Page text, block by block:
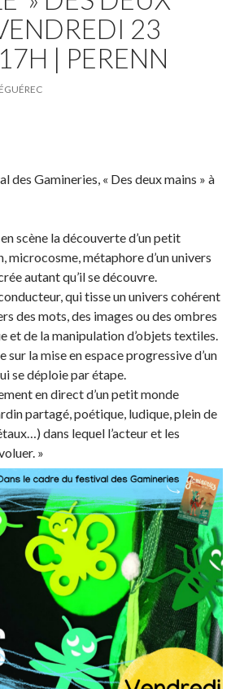
23
| PERENN
des Gamineries, « Des deux mains » à
scène la découverte d’un petit
microcosme, métaphore d’un univers
autant qu’il se découvre.
qui tisse un univers cohérent
des mots, des images ou des ombres
et de la manipulation d’objets textiles.
sur la mise en espace progressive d’un
se déploie par étape.
en direct d’un petit monde
partagé, poétique, ludique, plein de
dans lequel l’acteur et les
»